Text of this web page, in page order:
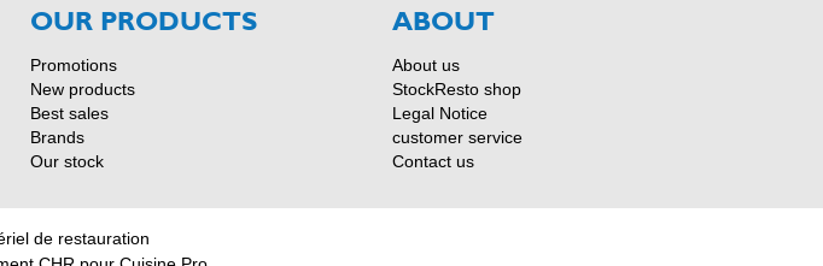
OUR PRODUCTS
Promotions
New products
Best sales
Brands
Our stock
ABOUT
About us
StockResto shop
Legal Notice
customer service
Contact us
de restauration